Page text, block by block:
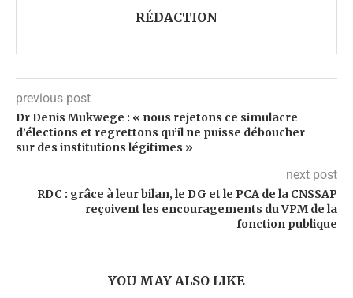
RÉDACTION
previous post
Dr Denis Mukwege : « nous rejetons ce simulacre
d’élections et regrettons qu’il ne puisse déboucher
sur des institutions légitimes »
next post
RDC : grâce à leur bilan, le DG et le PCA de la CNSSAP
reçoivent les encouragements du VPM de la
fonction publique
YOU MAY ALSO LIKE